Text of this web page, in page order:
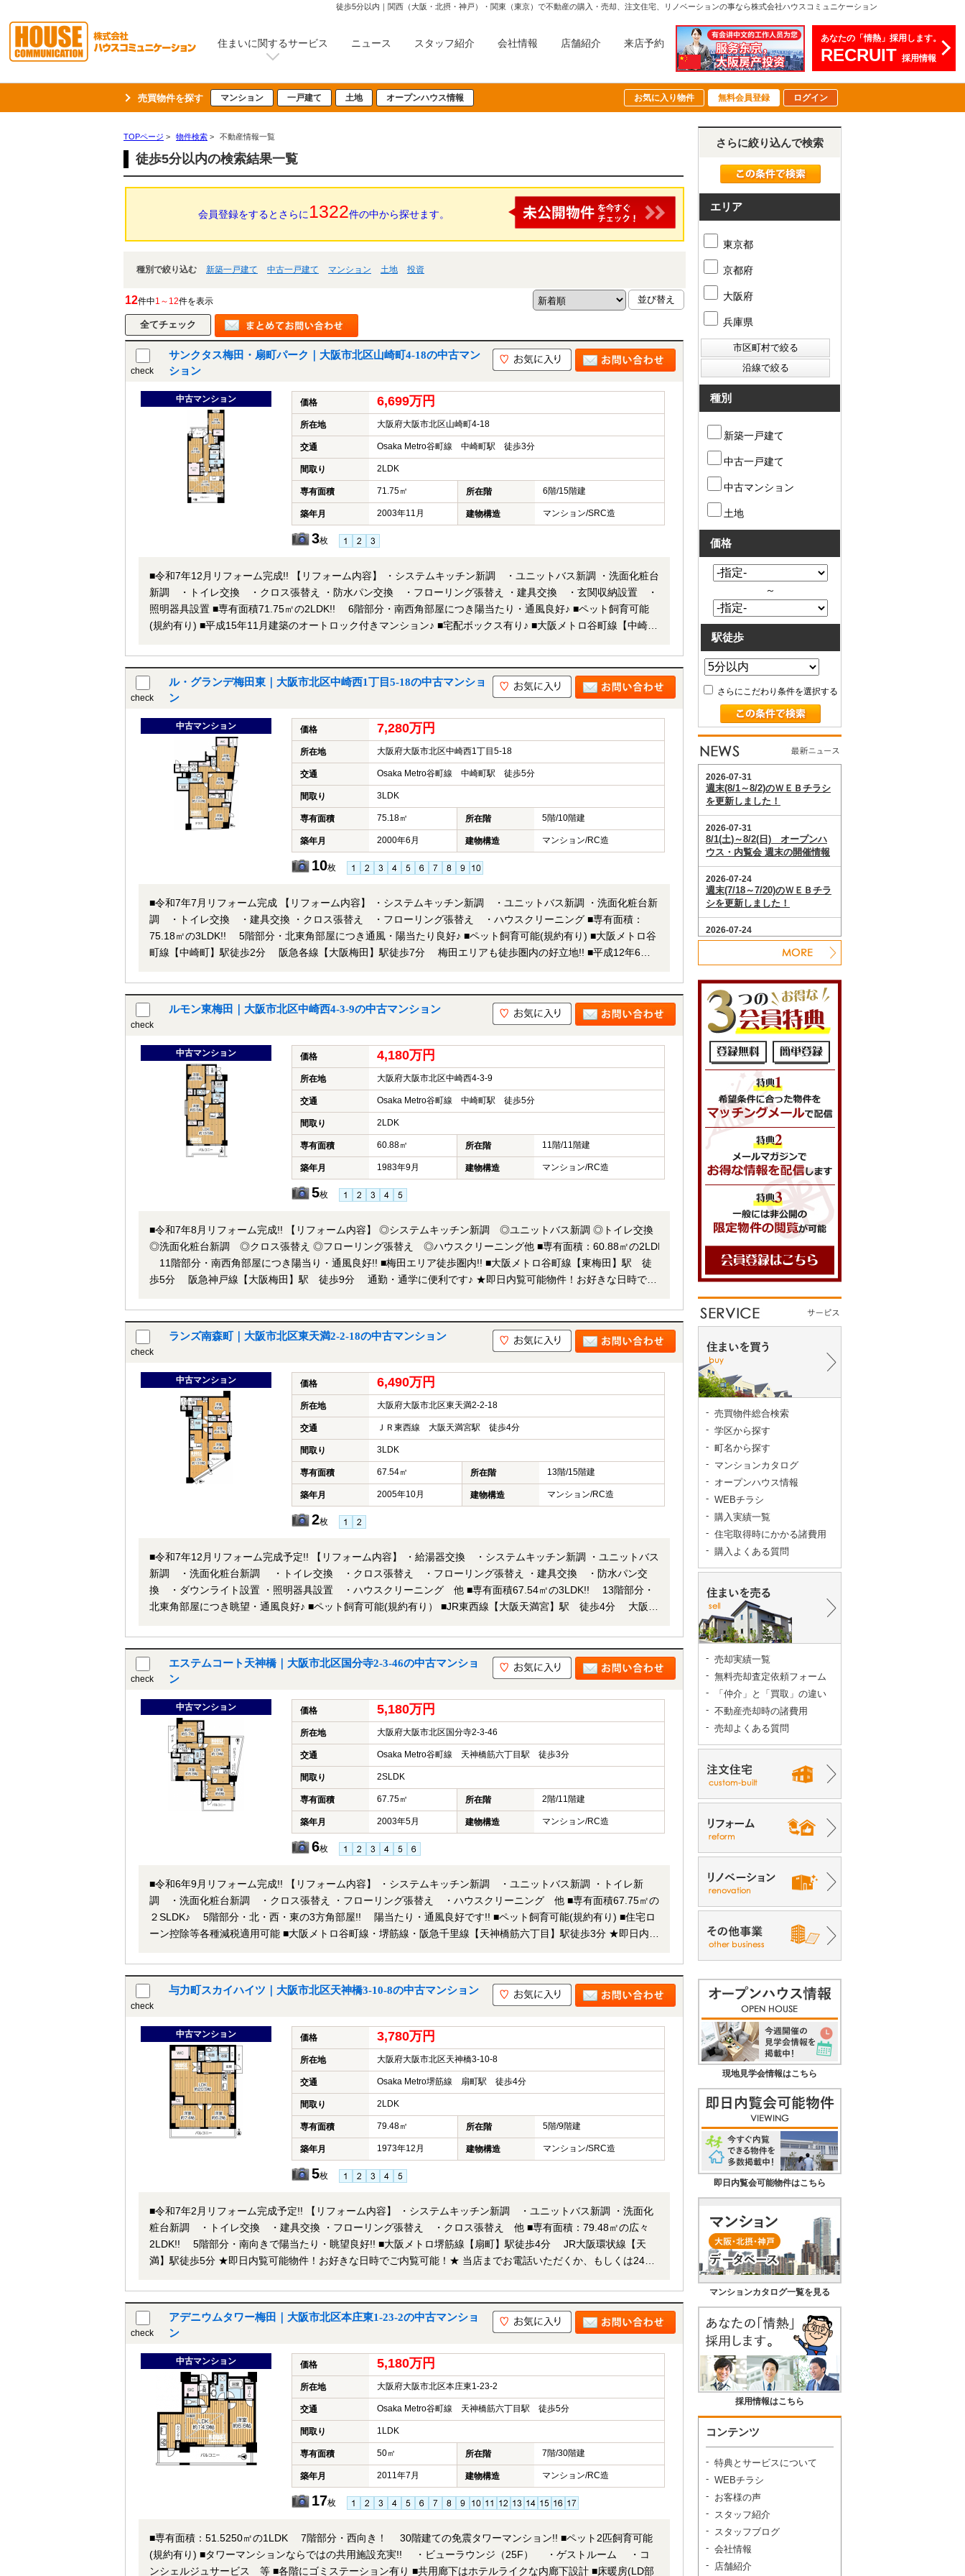
徒歩5分以内｜関西（大阪・北摂・神戸）・関東（東京）で不動産の購入・売却、注文住宅、リノベーションの事なら株式会社ハウスコミュニケーション
住まいに関するサービス ニュース スタッフ紹介 会社情報 店舗紹介 来店予約 あなたの「情熱」採用します。
RECRUIT 採用情報
売買物件を探す マンション 一戸建て 土地 オープンハウス情報 お気に入り物件 無料会員登録 ログイン
TOPページ > 物件検索 > 不動産情報一覧
徒歩5分以内の検索結果一覧
会員登録をするとさらに 1322件の中から探せます。
種別で絞り込む 新築一戸建て 中古一戸建て マンション 土地 投資
12件中1～12件を表示
check
サンクタス梅田・扇町パーク｜大阪市北区山崎町4-18の中古マン
ション
中古マンション 価格 6,699万円
所在地 大阪府大阪市北区山崎町4-18
交通 Osaka Metro谷町線 中崎町駅 徒歩3分
間取り 2LDK
専有面積 71.75㎡ 所在階 6階/15階建
築年月 2003年11月 建物構造 マンション/SRC造
3枚
■令和7年12月リフォーム完成!! 【リフォーム内容】 ・システムキッチン新調 ・ユニットバス新調 ・洗面化粧台
新調 ・トイレ交換 ・クロス張替え ・防水パン交換 ・フローリング張替え ・建具交換 ・玄関収納設置 ・
照明器具設置 ■専有面積71.75㎡の2LDK!! 6階部分・南西角部屋につき陽当たり・通風良好♪ ■ペット飼育可能
(規約有り) ■平成15年11月建築のオートロック付きマンション♪ ■宅配ボックス有り♪ ■大阪メトロ谷町線【中崎
でお電話いただくか、もしくは24時間対応可能「内覧予約・お問い合わせ」フォームよりお問い合わせ下さい！
check
ル・グランデ梅田東｜大阪市北区中崎西1丁目5-18の中古マンショ
ン
中古マンション 価格 7,280万円
所在地 大阪府大阪市北区中崎西1丁目5-18
交通 Osaka Metro谷町線 中崎町駅 徒歩5分
間取り 3LDK
専有面積 75.18㎡ 所在階 5階/10階建
築年月 2000年6月 建物構造 マンション/RC造
10枚
■令和7年7月リフォーム完成 【リフォーム内容】 ・システムキッチン新調 ・ユニットバス新調 ・洗面化粧台新
調 ・トイレ交換 ・建具交換 ・クロス張替え ・フローリング張替え ・ハウスクリーニング ■専有面積：
75.18㎡の3LDK!! 5階部分・北東角部屋につき通風・陽当たり良好♪ ■ペット飼育可能(規約有り) ■大阪メトロ谷
町線【中崎町】駅徒歩2分 阪急各線【大阪梅田】駅徒歩7分 梅田エリアも徒歩圏内の好立地!! ■平成12年6月
ご内覧可能！★当店までお電話いただくか、もしくは24時間対応可能「内覧予約・お問い合わせ」フォームより
お問い合わせ下さい！
check
ルモン東梅田｜大阪市北区中崎西4-3-9の中古マンション
中古マンション 価格 4,180万円
所在地 大阪府大阪市北区中崎西4-3-9
交通 Osaka Metro谷町線 中崎町駅 徒歩5分
間取り 2LDK
専有面積 60.88㎡ 所在階 11階/11階建
築年月 1983年9月 建物構造 マンション/RC造
5枚
■令和7年8月リフォーム完成!! 【リフォーム内容】 ◎システムキッチン新調 ◎ユニットバス新調 ◎トイレ交換
◎洗面化粧台新調 ◎クロス張替え ◎フローリング張替え ◎ハウスクリーニング他 ■専有面積：60.88㎡の2LDK
11階部分・南西角部屋につき陽当り・通風良好!! ■梅田エリア徒歩圏内!! ■大阪メトロ谷町線【東梅田】駅 徒
歩5分 阪急神戸線【大阪梅田】駅 徒歩9分 通勤・通学に便利です♪ ★即日内覧可能物件！お好きな日時でご
問い合わせ下さい！業務に精通したスタッフが丁寧に対応致します。ご来店が困難な場合は、ご希望場所でのお
待ち合わせも可能です。
check
ランズ南森町｜大阪市北区東天満2-2-18の中古マンション
中古マンション 価格 6,490万円
所在地 大阪府大阪市北区東天満2-2-18
交通 ＪＲ東西線 大阪天満宮駅 徒歩4分
間取り 3LDK
専有面積 67.54㎡ 所在階 13階/15階建
築年月 2005年10月 建物構造 マンション/RC造
2枚
■令和7年12月リフォーム完成予定!! 【リフォーム内容】 ・給湯器交換 ・システムキッチン新調 ・ユニットバス
新調 ・洗面化粧台新調 ・トイレ交換 ・クロス張替え ・フローリング張替え ・建具交換 ・防水パン交
換 ・ダウンライト設置 ・照明器具設置 ・ハウスクリーニング 他 ■専有面積67.54㎡の3LDK!! 13階部分・
北東角部屋につき眺望・通風良好♪ ■ペット飼育可能(規約有り） ■JR東西線【大阪天満宮】駅 徒歩4分 大阪メ
話いただくか、もしくは24時間対応可能「内覧予約・お問い合わせ」フォームよりお問い合わせ下さい！業務に
精通したスタッフが丁寧に対応致します。ご来店が困難な場合は、ご希望場所でのお待ち合わせも可能です。
check
エステムコート天神橋｜大阪市北区国分寺2-3-46の中古マンショ
ン
中古マンション 価格 5,180万円
所在地 大阪府大阪市北区国分寺2-3-46
交通 Osaka Metro谷町線 天神橋筋六丁目駅 徒歩3分
間取り 2SLDK
専有面積 67.75㎡ 所在階 2階/11階建
築年月 2003年5月 建物構造 マンション/RC造
6枚
■令和6年9月リフォーム完成!! 【リフォーム内容】 ・システムキッチン新調 ・ユニットバス新調 ・トイレ新
調 ・洗面化粧台新調 ・クロス張替え ・フローリング張替え ・ハウスクリーニング 他 ■専有面積67.75㎡の
２SLDK♪ 5階部分・北・西・東の3方角部屋!! 陽当たり・通風良好です!! ■ペット飼育可能(規約有り) ■住宅ロ
ーン控除等各種減税適用可能 ■大阪メトロ谷町線・堺筋線・阪急千里線【天神橋筋六丁目】駅徒歩3分 ★即日内覧
問い合わせ」フォームよりお問い合わせ下さい！業務に精通したスタッフが丁寧に対応致します。ご来店が困難
な場合は、ご希望場所でのお待ち合わせも可能です。
check
与力町スカイハイツ｜大阪市北区天神橋3-10-8の中古マンション
中古マンション 価格 3,780万円
所在地 大阪府大阪市北区天神橋3-10-8
交通 Osaka Metro堺筋線 扇町駅 徒歩4分
間取り 2LDK
専有面積 79.48㎡ 所在階 5階/9階建
築年月 1973年12月 建物構造 マンション/SRC造
5枚
■令和7年2月リフォーム完成予定!! 【リフォーム内容】 ・システムキッチン新調 ・ユニットバス新調 ・洗面化
粧台新調 ・トイレ交換 ・建具交換 ・フローリング張替え ・クロス張替え 他 ■専有面積：79.48㎡の広々
2LDK!! 5階部分・南向きで陽当たり・眺望良好!! ■大阪メトロ堺筋線【扇町】駅徒歩4分 JR大阪環状線【天
満】駅徒歩5分 ★即日内覧可能物件！お好きな日時でご内覧可能！★ 当店までお電話いただくか、もしくは24時
応致します。ご来店が困難な場合は、ご希望場所でのお待ち合わせも可能です。
check
アデニウムタワー梅田｜大阪市北区本庄東1-23-2の中古マンショ
ン
中古マンション 価格 5,180万円
所在地 大阪府大阪市北区本庄東1-23-2
交通 Osaka Metro谷町線 天神橋筋六丁目駅 徒歩5分
間取り 1LDK
専有面積 50㎡ 所在階 7階/30階建
築年月 2011年7月 建物構造 マンション/RC造
17枚
■専有面積：51.5250㎡の1LDK 7階部分・西向き！ 30階建ての免震タワーマンション!! ■ペット2匹飼育可能
(規約有り) ■タワーマンションならではの共用施設充実!! ・ビューラウンジ（25F） ・ゲストルーム ・コ
ンシェルジュサービス 等 ■各階にゴミステーション有り ■共用廊下はホテルライクな内廊下設計 ■床暖房(LD部
さらに絞り込んで検索
エリア
東京都
京都府
大阪府
兵庫県
種別
新築一戸建て
中古一戸建て
中古マンション
土地
価格
～
駅徒歩
さらにこだわり条件を選択する
売買物件総合検索
学区から探す
町名から探す
マンションカタログ
オープンハウス情報
WEBチラシ
購入実績一覧
住宅取得時にかかる諸費用
購入よくある質問
売却実績一覧
無料売却査定依頼フォーム
「仲介」と「買取」の違い
不動産売却時の諸費用
売却よくある質問
現地見学会情報はこちら
即日内覧会可能物件はこちら
マンションカタログ一覧を見る
採用情報はこちら
コンテンツ
特典とサービスについて
WEBチラシ
お客様の声
スタッフ紹介
スタッフブログ
会社情報
店舗紹介